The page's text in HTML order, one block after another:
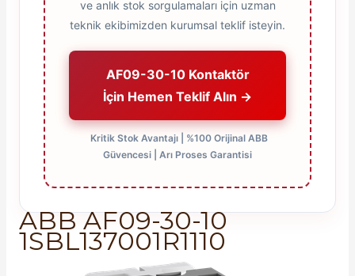
ve anlık stok sorgulamaları için uzman
teknik ekibimizden kurumsal teklif isteyin.
AF09-30-10 Kontaktör
İçin Hemen Teklif Alın →
Kritik Stok Avantajı | %100 Orijinal ABB
Güvencesi | Arı Proses Garantisi
ABB AF09-30-10
1SBL137001R1110